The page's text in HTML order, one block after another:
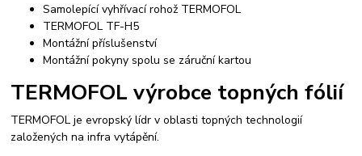
Samolepící vyhřívací rohož TERMOFOL
TERMOFOL TF-H5
Montážní příslušenství
Montážní pokyny spolu se záruční kartou
TERMOFOL výrobce topných fólií
TERMOFOL je evropský lídr v oblasti topných technologií
založených na infra vytápění.